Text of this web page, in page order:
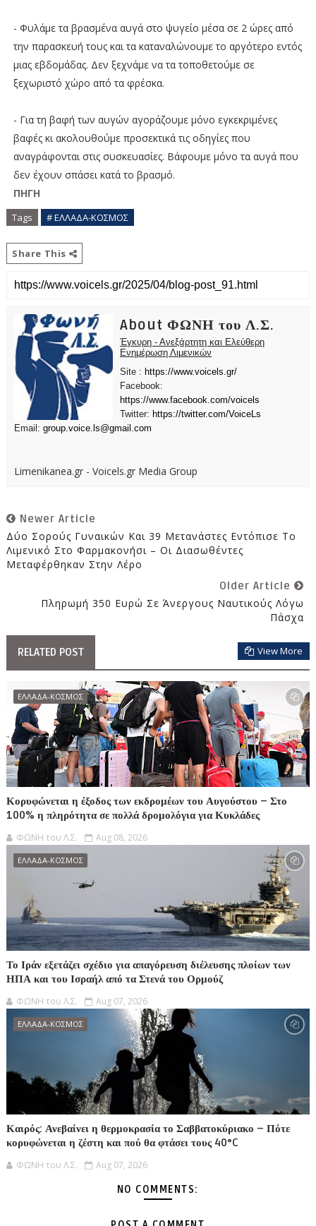
- Φυλάμε τα βρασμένα αυγά στο ψυγείο μέσα σε 2 ώρες από
την παρασκευή τους και τα καταναλώνουμε το αργότερο εντός
μιας εβδομάδας. Δεν ξεχνάμε να τα τοποθετούμε σε
ξεχωριστό χώρο από τα φρέσκα.
- Για τη βαφή των αυγών αγοράζουμε μόνο εγκεκριμένες
βαφές κι ακολουθούμε προσεκτικά τις οδηγίες που
αναγράφονται στις συσκευασίες. Βάφουμε μόνο τα αυγά που
δεν έχουν σπάσει κατά το βρασμό.
ΠΗΓΗ
Tags # ΕΛΛΑΔΑ-ΚΟΣΜΟΣ
Share This
About ΦΩΝΗ του Λ.Σ.
Έγκυρη - Ανεξάρτητη και Ελεύθερη
Ενημέρωση Λιμενικών
Site : https://www.voicels.gr/
Facebook:
https://www.facebook.com/voicels
Twitter: https://twitter.com/VoiceLs
Email: group.voice.ls@gmail.com
Limenikanea.gr - Voicels.gr Media Group
Newer Article
Δύο Σορούς Γυναικών Και 39 Μετανάστες Εντόπισε Το
Λιμενικό Στο Φαρμακονήσι – Οι Διασωθέντες
Μεταφέρθηκαν Στην Λέρο
Older Article
Πληρωμή 350 Ευρώ Σε Άνεργους Ναυτικούς Λόγω
Πάσχα
RELATED POST View More
ΕΛΛΑΔΑ-ΚΟΣΜΟΣ
Κορυφώνεται η έξοδος των εκδρομέων του Αυγούστου – Στο
100% η πληρότητα σε πολλά δρομολόγια για Κυκλάδες
ΦΩΝΗ του Λ.Σ. Aug 08, 2026
ΕΛΛΑΔΑ-ΚΟΣΜΟΣ
Το Ιράν εξετάζει σχέδιο για απαγόρευση διέλευσης πλοίων των
ΗΠΑ και του Ισραήλ από τα Στενά του Ορμούζ
ΦΩΝΗ του Λ.Σ. Aug 07, 2026
ΕΛΛΑΔΑ-ΚΟΣΜΟΣ
Καιρός: Ανεβαίνει η θερμοκρασία το Σαββατοκύριακο – Πότε
κορυφώνεται η ζέστη και πού θα φτάσει τους 40°C
ΦΩΝΗ του Λ.Σ. Aug 07, 2026
NO COMMENTS: